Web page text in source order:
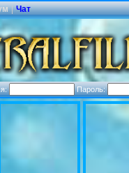
| Чат
Пароль: